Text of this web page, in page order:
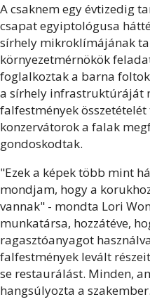
A csaknem egy évtizedig
csapat egyiptológusa
sírhely mikroklímájának
környezetmérnökök
foglalkoztak a barna
a sírhely infrastruktúráját
falfestmények
konzervátorok a falak
gondoskodtak.
"Ezek a képek több mint
mondjam, hogy a
vannak" - mondta Lori
munkatársa, hozzátéve,
ragasztóanyagot
falfestmények levált
se restaurálást. Minden,
hangsúlyozta a szakember.